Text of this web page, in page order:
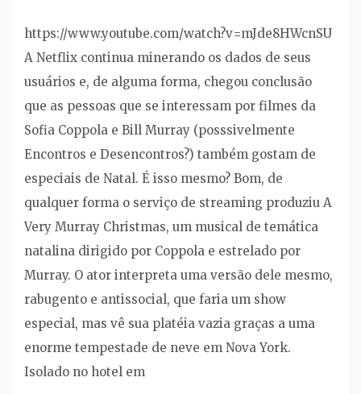
https://www.youtube.com/watch?v=mJde8HWcnSU
A Netflix continua minerando os dados de seus
usuários e, de alguma forma, chegou conclusão
que as pessoas que se interessam por filmes da
Sofia Coppola e Bill Murray (posssivelmente
Encontros e Desencontros?) também gostam de
especiais de Natal. É isso mesmo? Bom, de
qualquer forma o serviço de streaming produziu A
Very Murray Christmas, um musical de temática
natalina dirigido por Coppola e estrelado por
Murray. O ator interpreta uma versão dele mesmo,
rabugento e antissocial, que faria um show
especial, mas vê sua platéia vazia graças a uma
enorme tempestade de neve em Nova York.
Isolado no hotel em